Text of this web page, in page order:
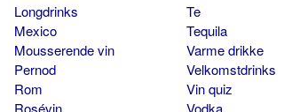
Longdrinks
Mexico
Mousserende vin
Pernod
Rom
Rosévin
Te
Tequila
Varme drikke
Velkomstdrinks
Vin quiz
Vodka